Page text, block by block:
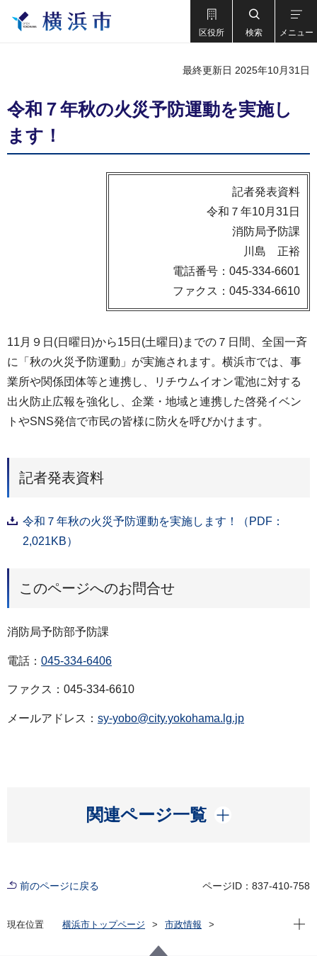
区役所 検索 メニュー
最終更新日 2025年10月31日
令和７年秋の火災予防運動を実施し
ます！
記者発表資料
令和７年10月31日
消防局予防課
川島 正裕
電話番号：045-334-6601
ファクス：045-334-6610
11月９日(日曜日)から15日(土曜日)までの７日間、全国一斉
に「秋の火災予防運動」が実施されます。横浜市では、事
業所や関係団体等と連携し、リチウムイオン電池に対する
出火防止広報を強化し、企業・地域と連携した啓発イベン
トやSNS発信で市民の皆様に防火を呼びかけます。
記者発表資料
令和７年秋の火災予防運動を実施します！（PDF：
2,021KB）
このページへのお問合せ
消防局予防部予防課
電話： 045-334-6406
ファクス：045-334-6610
メールアドレス： sy-yobo@city.yokohama.lg.jp
関連ページ一覧
開く
前のページに戻る ページID：837-410-758
現在位置 横浜市トップページ
市政情報
現在